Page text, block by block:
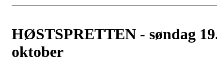
HØSTSPRETTEN - søndag
oktober